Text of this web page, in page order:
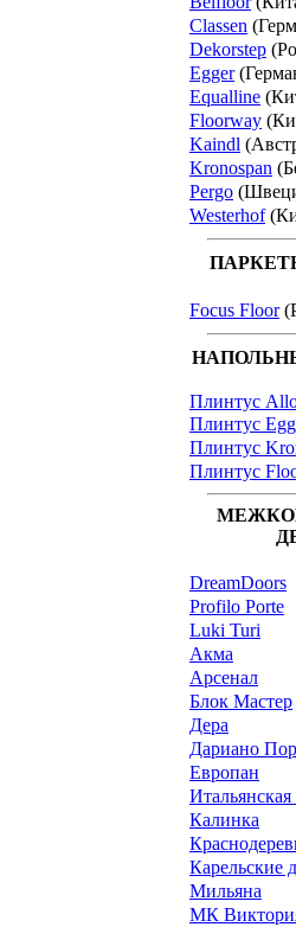
Classen
Dekorstep
Egger
Equalline
Floorway
Kaindl
Kronospan
Pergo
Westerhof
Focus Floor
Плинтус
Плинтус
Плинтус
Плинтус
DreamDoors
Profilo Porte
Luki Turi
Акма
Арсенал
Блок Мастер
Дера
Дариано
Европан
Калинка
Карельские
Мильяна
МК